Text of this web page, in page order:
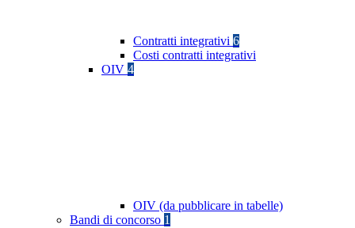
Contratti integrativi 6
Costi contratti integrativi
OIV 4
OIV (da pubblicare in tabelle)
Bandi di concorso 1